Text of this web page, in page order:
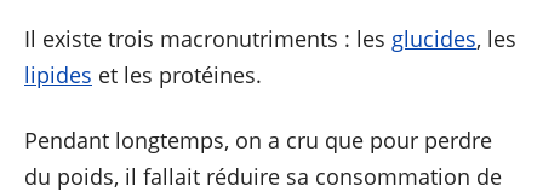
Il existe trois macronutriments : les glucides, les
lipides et les protéines.
Pendant longtemps, on a cru que pour perdre
du poids, il fallait réduire sa consommation de